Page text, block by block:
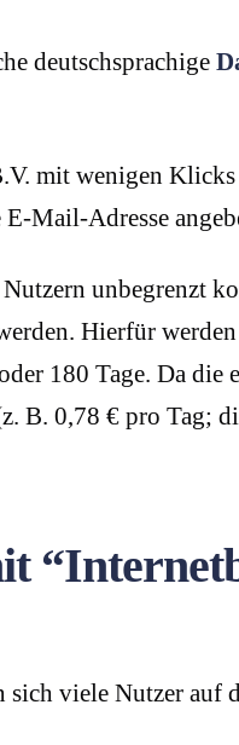
deutschsprachige
mit wenigen
Mail-Adresse
unbegrenzt
Hierfür werden
180 Tage. Da die
B. 0,78 € pro Tag;
sich viele Nutzer auf